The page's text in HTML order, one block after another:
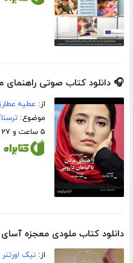
🎧 دانلود کتاب صوتی راهنمای
از: عطیه
موضوع:
۵ ساعت و ۲۷ دقیقه
دانلود کتاب ملودی معجزه
از:نیک اورتنر